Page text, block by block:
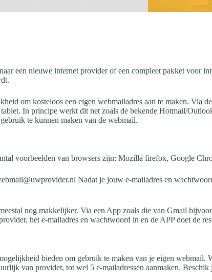
een nieuwe internet provider of een compleet pakket voor
om kosteloos een eigen webmailadres aan te maken. Via
In principe werkt dit net zoals de bekende Hotmail/
te kunnen maken van de webmail.
voorbeelden van browsers zijn: Mozilla firefox, Google
Nadat je jouw e-mailadres en
nog makkelijker. Via een App zoals die van Gmail
het e-mailadres en wachtwoord in en de APP doet de
bieden om gebruik te maken van je eigen
van provider, tot wel 5 e-mailadressen aanmaken.